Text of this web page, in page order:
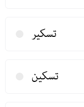
تسكیر
تسكین